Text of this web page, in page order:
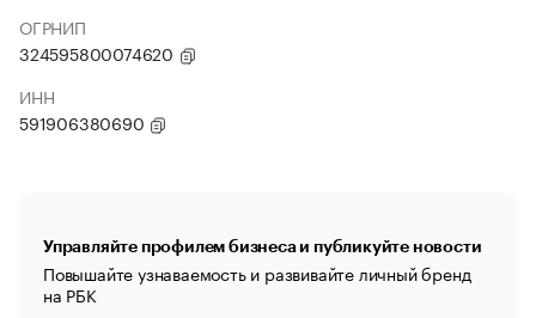
ОГРНИП
324595800074620
ИНН
591906380690
Управляйте профилем бизнеса и публикуйте новости
Повышайте узнаваемость и развивайте личный бренд
на РБК